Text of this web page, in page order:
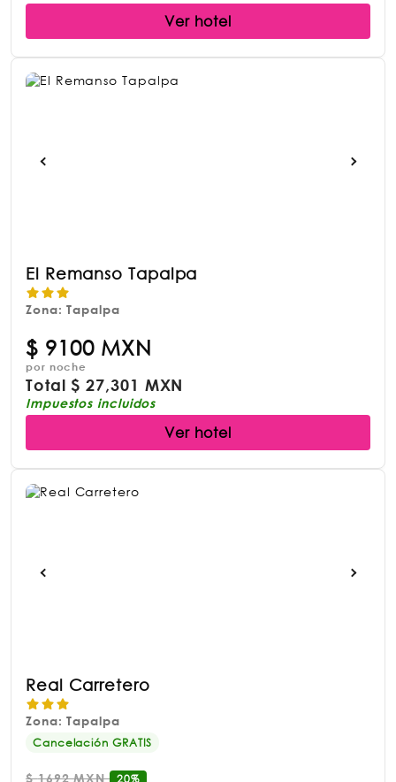
Ver hotel
El Remanso Tapalpa
Zona: Tapalpa
$ 9100 MXN
por noche
Total$27,301 MXN
Impuestos incluidos
Ver hotel
Real Carretero
Zona: Tapalpa
Cancelación GRATIS
$1692 MXN 20%